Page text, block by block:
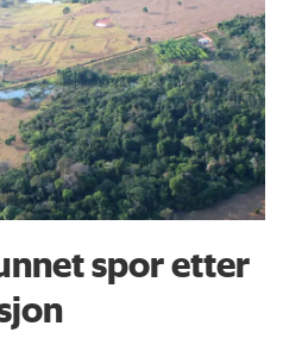
spor etter